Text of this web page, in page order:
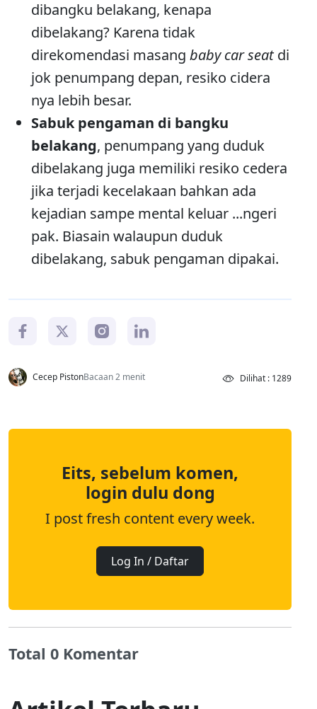
dibangku belakang, kenapa
dibelakang? Karena tidak
direkomendasi masang baby car seatdi
jok penumpang depan, resiko cidera
nya lebih besar.
Sabuk pengaman di bangku
belakang, penumpang yang duduk
dibelakang juga memiliki resiko cedera
jika terjadi kecelakaan bahkan ada
kejadian sampe mental keluar ...ngeri
pak. Biasain walaupun duduk
dibelakang, sabuk pengaman dipakai.
Cecep PistonBacaan 2 menit Dilihat : 1289
Eits, sebelum komen,
login dulu dong
I post fresh content every week.
Log In / Daftar
Total 0 Komentar